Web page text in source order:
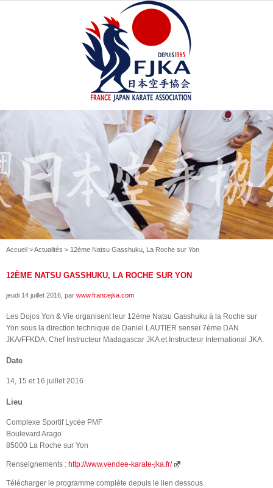
Accueil >Actualités > 12ème Natsu Gasshuku, La Roche sur Yon
12ÈME NATSU GASSHUKU, LA ROCHE SUR YON
jeudi 14 juillet 2016 , par www.francejka.com
Les Dojos Yon & Vie organisent leur 12ème Natsu Gasshuku à la Roche sur
Yon sous la direction technique de Daniel LAUTIER senseï 7ème DAN
JKA/FFKDA, Chef Instructeur Madagascar JKA et Instructeur International JKA.
Date
14, 15 et 16 juillet 2016
Lieu
Complexe Sportif Lycée PMF
Boulevard Arago
85000 La Roche sur Yon
Renseignements : http://www.vendee-karate-jka.fr/
Télécharger le programme complète depuis le lien dessous.